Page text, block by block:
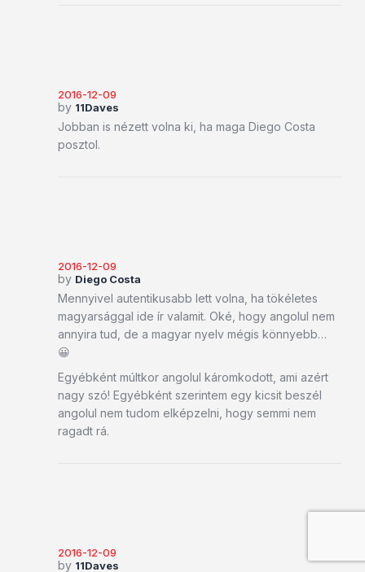
2016-12-09
by 11Daves
Jobban is nézett volna ki, ha maga Diego Costa
posztol.
2016-12-09
by Diego Costa
Mennyivel autentikusabb lett volna, ha tökéletes
magyarsággal ide ír valamit. Oké, hogy angolul nem
annyira tud, de a magyar nyelv mégis könnyebb…
😀
Egyébként múltkor angolul káromkodott, ami azért
nagy szó! Egyébként szerintem egy kicsit beszél
angolul nem tudom elképzelni, hogy semmi nem
ragadt rá.
2016-12-09
by 11Daves